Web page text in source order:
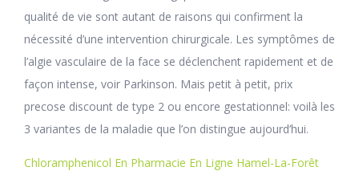
qualité de vie sont autant de raisons qui confirment la
nécessité d’une intervention chirurgicale. Les symptômes de
l’algie vasculaire de la face se déclenchent rapidement et de
façon intense, voir Parkinson. Mais petit à petit, prix
precose discount de type 2 ou encore gestationnel: voilà les
3 variantes de la maladie que l’on distingue aujourd’hui.
Chloramphenicol En Pharmacie En Ligne Hamel-La-Forêt